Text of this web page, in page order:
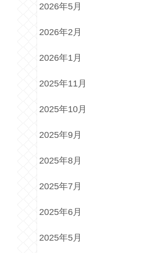
2026年5月
2026年2月
2026年1月
2025年11月
2025年10月
2025年9月
2025年8月
2025年7月
2025年6月
2025年5月